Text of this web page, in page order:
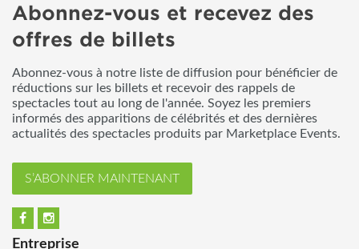
Abonnez-vous et recevez des
offres de billets
Abonnez-vous à notre liste de diffusion pour bénéficier de
réductions sur les billets et recevoir des rappels de
spectacles tout au long de l'année. Soyez les premiers
informés des apparitions de célébrités et des dernières
actualités des spectacles produits par Marketplace Events.
S’ABONNER MAINTENANT
Entreprise